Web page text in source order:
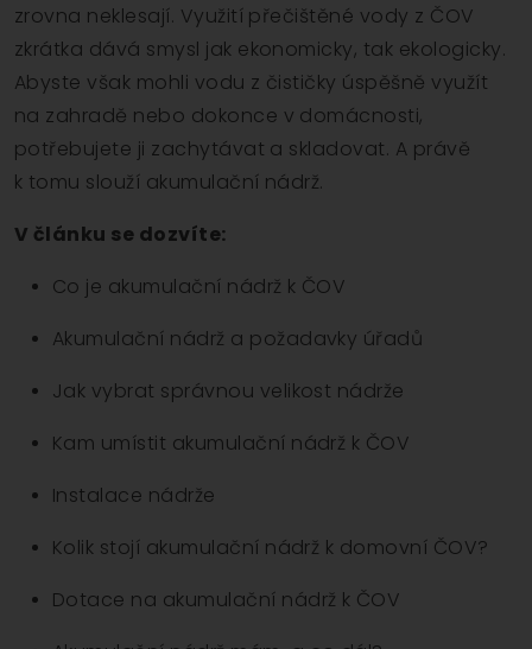
zrovna neklesají. Využití přečištěné vody z ČOV
zkrátka dává smysl jak ekonomicky, tak ekologicky.
Abyste však mohli vodu z čističky úspěšně využít
na zahradě nebo dokonce v domácnosti,
potřebujete ji zachytávat a skladovat. A právě
k tomu slouží akumulační nádrž.
V článku se dozvíte:
Co je akumulační nádrž k ČOV
Akumulační nádrž a požadavky úřadů
Jak vybrat správnou velikost nádrže
Kam umístit akumulační nádrž k ČOV
Instalace nádrže
Kolik stojí akumulační nádrž k domovní ČOV?
Dotace na akumulační nádrž k ČOV